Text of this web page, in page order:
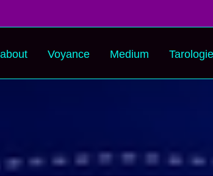
Voyance Medium Tarologie